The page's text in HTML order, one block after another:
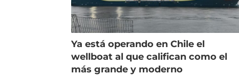
Ya está operando en Chile el
wellboat al que califican como el
más grande y moderno